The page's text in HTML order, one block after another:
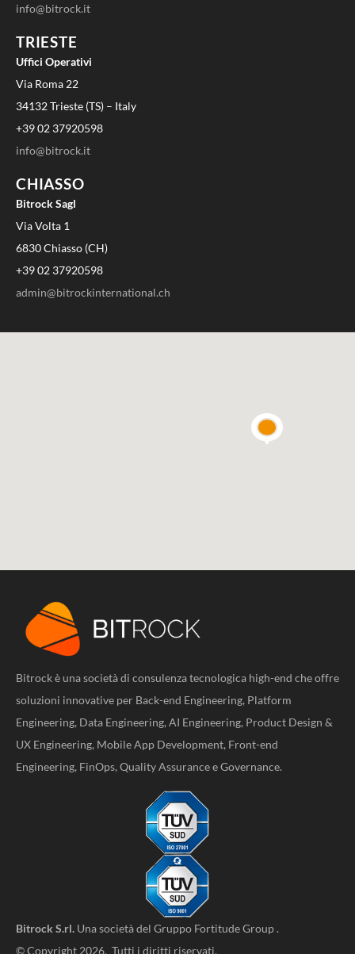
info@bitrock.it
TRIESTE
Uffici Operativi
Via Roma 22
34132 Trieste (TS) – Italy
+39 02 37920598
info@bitrock.it
CHIASSO
Bitrock Sagl
Via Volta 1
6830 Chiasso (CH)
+39 02 37920598
admin@bitrockinternational.ch
Bitrock è una società di consulenza tecnologica high-end che offre
soluzioni innovative per Back-end Engineering, Platform
Engineering, Data Engineering, AI Engineering, Product Design &
UX Engineering, Mobile App Development, Front-end
Engineering, FinOps, Quality Assurance e Governance.
Bitrock S.rl. Una società del Gruppo Fortitude Group.
© Copyright 2026. Tutti i diritti riservati.